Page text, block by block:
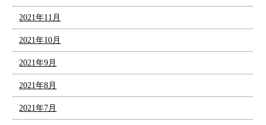
2021年11月
2021年10月
2021年9月
2021年8月
2021年7月